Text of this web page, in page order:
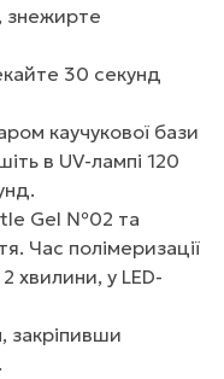
знежирте
30 секунд
каучукової бази
в UV-лампі 120
Gel №02 та
Час полімеризації
хвилини, у LED-
закріпивши